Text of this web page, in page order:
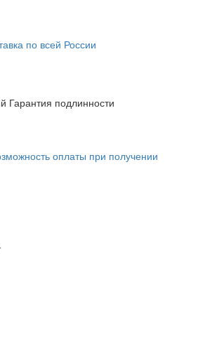
по всей России
Гарантия подлинности
оплаты при получении